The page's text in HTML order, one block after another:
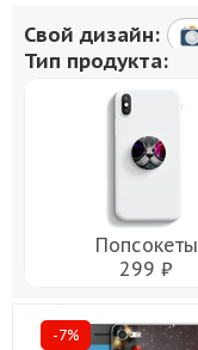
Свой дизайн:
Тип продукта:
Попсокеты
299 ₽
-7%